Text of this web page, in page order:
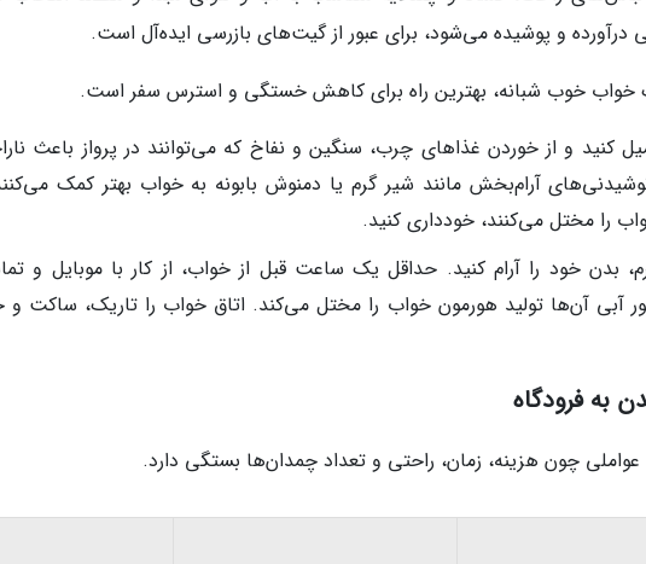
و پوشیده می‌شود، برای عبور از گیت‌های بازرسی ایده‌آل است.
خوب شبانه، بهترین راه برای کاهش خستگی و استرس سفر است.
کنید و از خوردن غذاهای چرب، سنگین و نفاخ که می‌توانند در پرواز باعث
آرام‌بخش مانند شیر گرم یا دمنوش بابونه به خواب بهتر کمک
را مختل می‌کنند، خودداری کنید.
بدن خود را آرام کنید. حداقل یک ساعت قبل از خواب، از کار با موبایل و
نور آبی آن‌ها تولید هورمون خواب را مختل می‌کند. اتاق خواب را تاریک، ساکت
به فرودگاه
چون هزینه، زمان، راحتی و تعداد چمدان‌ها بستگی دارد.